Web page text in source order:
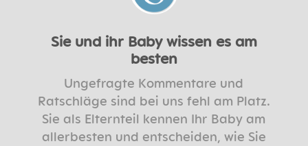
Sie und ihr Baby wissen es am
besten
Ungefragte Kommentare und
Ratschläge sind bei uns fehl am Platz.
Sie als Elternteil kennen Ihr Baby am
allerbesten und entscheiden, wie Sie